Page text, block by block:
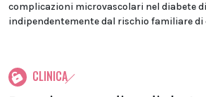
complicazioni microvascolari nel diabete
indipendentemente dal rischio familiare di
CLINICA